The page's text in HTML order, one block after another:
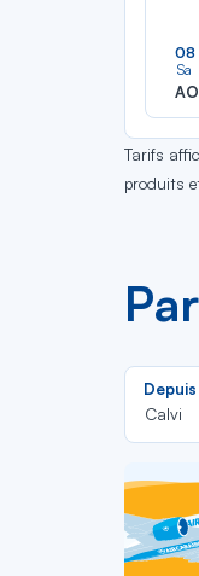
08
Sa
Tarifs
produits
Depuis
Calvi